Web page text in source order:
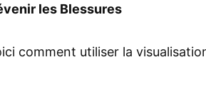
les Blessures
comment utiliser la